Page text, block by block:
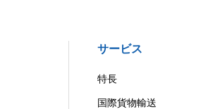
サービス
特長
国際貨物輸送